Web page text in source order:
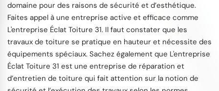
domaine pour des raisons de sécurité et d’esthétique.
Faites appel à une entreprise active et efficace comme
L'entreprise Éclat Toiture 31. Il faut constater que les
travaux de toiture se pratique en hauteur et nécessite des
équipements spéciaux. Sachez également que L'entreprise
Éclat Toiture 31 est une entreprise de réparation et
d’entretien de toiture qui fait attention sur la notion de